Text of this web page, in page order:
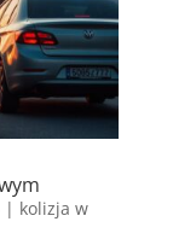
| kolizja w